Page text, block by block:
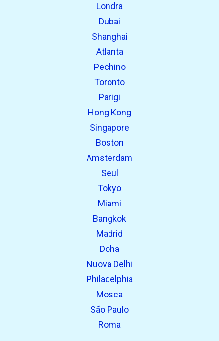
Trovato in precedenza:
Trovato in precedenza:
Londra
Dubai
Shanghai
Atlanta
Pechino
Toronto
Parigi
Hong Kong
Singapore
Boston
Amsterdam
Seul
Tokyo
Miami
Bangkok
Madrid
Doha
Nuova Delhi
Philadelphia
Mosca
São Paulo
Roma